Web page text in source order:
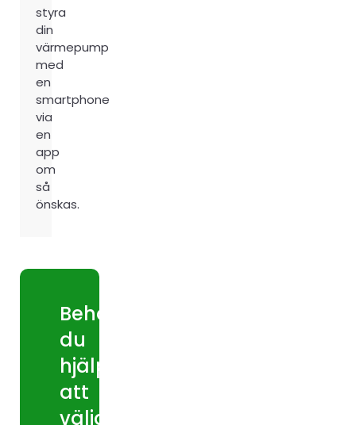
styra
din
värmepump
med
en
smartphone
via
en
app
om
så
önskas.
Behöver
du
hjälp
att
välja